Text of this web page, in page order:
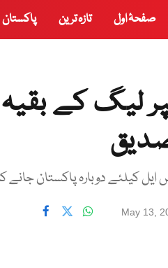
صفحۂ اول تازہ ترین پاکستان
لیگ کے
کیلئے دوبارہ پاکستان جانے
May 13,